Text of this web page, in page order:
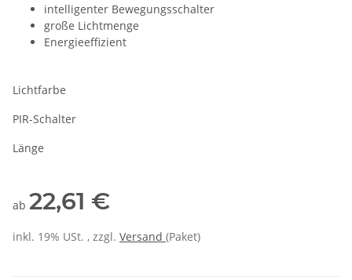
intelligenter Bewegungsschalter
große Lichtmenge
Energieeffizient
Lichtfarbe
PIR-Schalter
Länge
ab 22,61 €
inkl. 19% USt. , zzgl. Versand (Paket)